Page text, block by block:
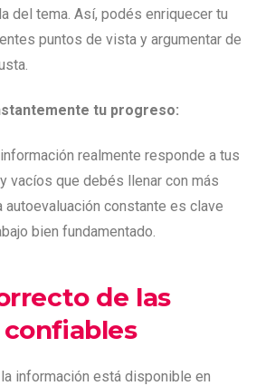
del tema. Así, podés enriquecer tu
puntos de vista y argumentar de
tu progreso:
realmente responde a tus
vacíos que debés llenar con más
autoevaluación constante es clave
bien fundamentado.
de las
la información está disponible en